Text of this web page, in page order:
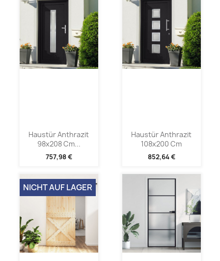
Haustür Anthrazit
98x208 Cm...
757,98 €
Haustür Anthrazit
108x200 Cm
852,64 €
NICHT AUF LAGER